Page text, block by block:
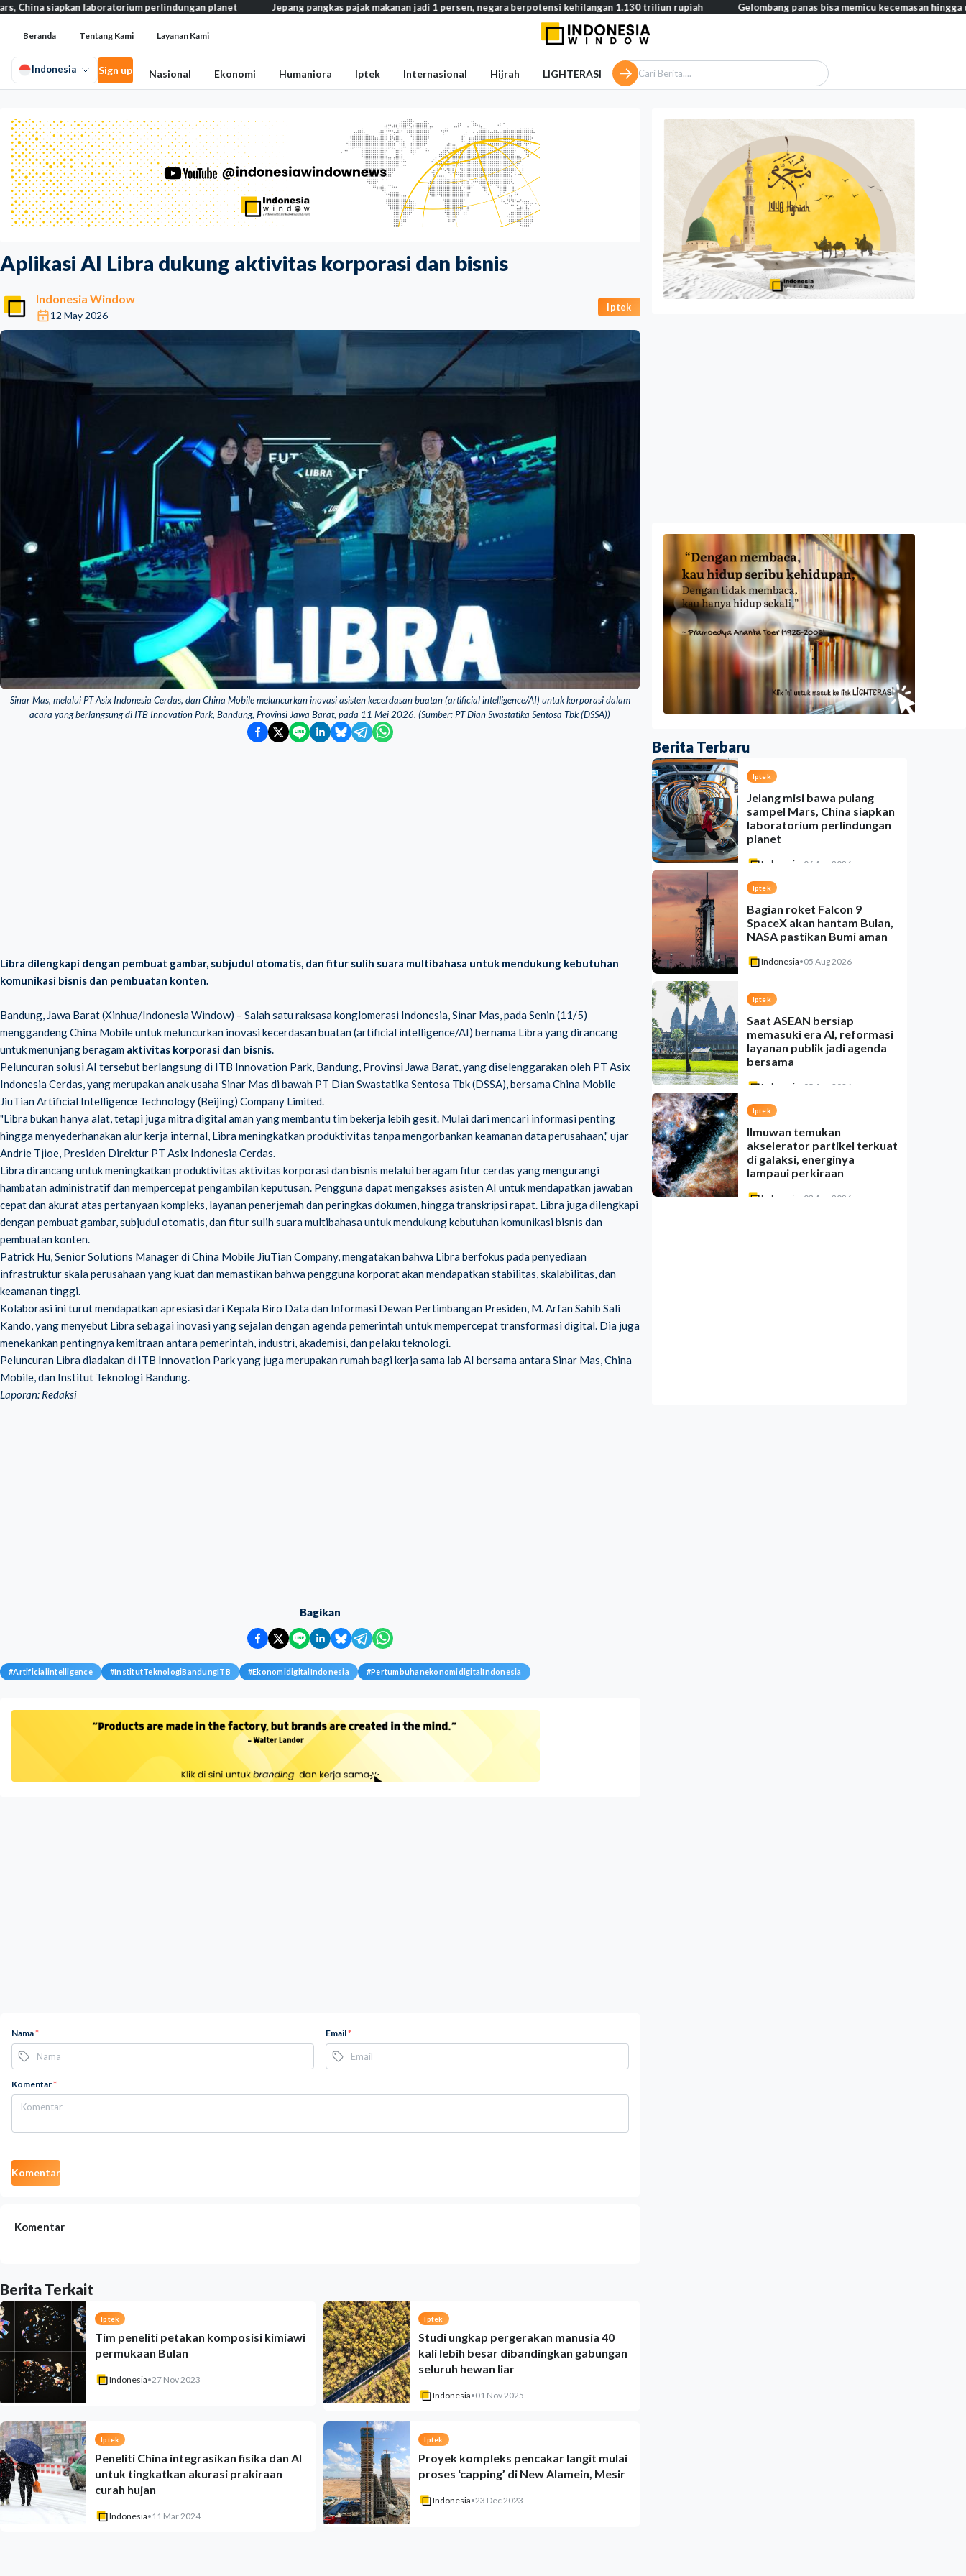
Aplikasi AI Libra dukung aktivitas korporasi dan bisnis
Indonesia Window
12 May 2026
Iptek
Sinar Mas, melalui PT Asix Indonesia Cerdas, dan China Mobile meluncurkan inovasi asisten kecerdasan buatan (artificial intelligence/AI) untuk korporasi dalam
acara yang berlangsung di ITB Innovation Park, Bandung, Provinsi Jawa Barat, pada 11 Mei 2026. (Sumber: PT Dian Swastatika Sentosa Tbk (DSSA))
Libra dilengkapi dengan pembuat gambar, subjudul otomatis, dan fitur sulih suara multibahasa untuk mendukung kebutuhan
komunikasi bisnis dan pembuatan konten.
Bandung, Jawa Barat (Xinhua/Indonesia Window) – Salah satu raksasa konglomerasi Indonesia, Sinar Mas, pada Senin (11/5)
menggandeng China Mobile untuk meluncurkan inovasi kecerdasan buatan (artificial intelligence/AI) bernama Libra yang dirancang
untuk menunjang beragam aktivitas korporasi dan bisnis.
Peluncuran solusi AI tersebut berlangsung di ITB Innovation Park, Bandung, Provinsi Jawa Barat, yang diselenggarakan oleh PT Asix
Indonesia Cerdas, yang merupakan anak usaha Sinar Mas di bawah PT Dian Swastatika Sentosa Tbk (DSSA), bersama China Mobile
JiuTian Artificial Intelligence Technology (Beijing) Company Limited.
"Libra bukan hanya alat, tetapi juga mitra digital aman yang membantu tim bekerja lebih gesit. Mulai dari mencari informasi penting
hingga menyederhanakan alur kerja internal, Libra meningkatkan produktivitas tanpa mengorbankan keamanan data perusahaan," ujar
Andrie Tjioe, Presiden Direktur PT Asix Indonesia Cerdas.
Libra dirancang untuk meningkatkan produktivitas aktivitas korporasi dan bisnis melalui beragam fitur cerdas yang mengurangi
hambatan administratif dan mempercepat pengambilan keputusan. Pengguna dapat mengakses asisten AI untuk mendapatkan jawaban
cepat dan akurat atas pertanyaan kompleks, layanan penerjemah dan peringkas dokumen, hingga transkripsi rapat. Libra juga dilengkapi
dengan pembuat gambar, subjudul otomatis, dan fitur sulih suara multibahasa untuk mendukung kebutuhan komunikasi bisnis dan
pembuatan konten.
Patrick Hu, Senior Solutions Manager di China Mobile JiuTian Company, mengatakan bahwa Libra berfokus pada penyediaan
infrastruktur skala perusahaan yang kuat dan memastikan bahwa pengguna korporat akan mendapatkan stabilitas, skalabilitas, dan
keamanan tinggi.
Kolaborasi ini turut mendapatkan apresiasi dari Kepala Biro Data dan Informasi Dewan Pertimbangan Presiden, M. Arfan Sahib Sali
Kando, yang menyebut Libra sebagai inovasi yang sejalan dengan agenda pemerintah untuk mempercepat transformasi digital. Dia juga
menekankan pentingnya kemitraan antara pemerintah, industri, akademisi, dan pelaku teknologi.
Peluncuran Libra diadakan di ITB Innovation Park yang juga merupakan rumah bagi kerja sama lab AI bersama antara Sinar Mas, China
Mobile, dan Institut Teknologi Bandung.
Laporan: Redaksi
Bagikan
#Artificialintelligence #InstitutTeknologiBandungITB #EkonomidigitalIndonesia #PertumbuhanekonomidigitalIndonesia
Nama* Email*
Komentar*
Komentar
Komentar
Berita Terkait
Iptek
Tim peneliti petakan komposisi kimiawi
permukaan Bulan
Indonesia•27 Nov 2023
Iptek
Studi ungkap pergerakan manusia 40
kali lebih besar dibandingkan gabungan
seluruh hewan liar
Indonesia•01 Nov 2025
Iptek
Peneliti China integrasikan fisika dan AI
untuk tingkatkan akurasi prakiraan
curah hujan
Indonesia• 11 Mar 2024
Iptek
Proyek kompleks pencakar langit mulai
proses ‘capping’ di New Alamein, Mesir
Indonesia•23 Dec 2023
Berita Terbaru
Iptek
Jelang misi bawa pulang
sampel Mars, China siapkan
laboratorium perlindungan
planet
Indonesia 06 Aug 2026
Iptek
Bagian roket Falcon 9
SpaceX akan hantam Bulan,
NASA pastikan Bumi aman
Indonesia•05 Aug 2026
Iptek
Saat ASEAN bersiap
memasuki era AI, reformasi
layanan publik jadi agenda
bersama
Indonesia 05 Aug 2026
Iptek
Ilmuwan temukan
akselerator partikel terkuat
di galaksi, energinya
lampaui perkiraan
Indonesia 03 Aug 2026
laboratorium perlindungan planet Jepang pangkas pajak makanan jadi 1 persen, negara berpotensi kehilangan 1.130 triliun rupiah Gelombang panas bisa memicu kecemasan hingga depresi
Beranda Tentang Kami Layanan Kami
Indonesia Sign up Nasional Ekonomi Humaniora Iptek Internasional Hijrah LIGHTERASI